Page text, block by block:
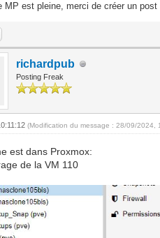
MP est pleine, merci de créer un
richardpub
Posting Freak
(Modification du message : 28/09/
est dans Proxmox:
de la VM 110